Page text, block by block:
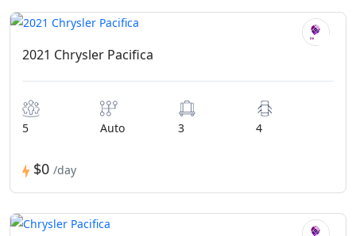
2021 Chrysler Pacifica
5 Auto 3 4
$0 /day